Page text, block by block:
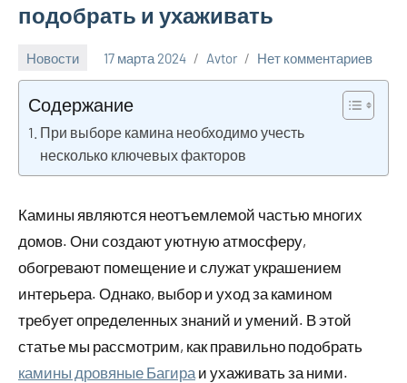
подобрать и ухаживать
Новости 17 марта 2024 Avtor Нет комментариев
Содержание
При выборе камина необходимо учесть
несколько ключевых факторов
Камины являются неотъемлемой частью многих
домов. Они создают уютную атмосферу,
обогревают помещение и служат украшением
интерьера. Однако, выбор и уход за камином
требует определенных знаний и умений. В этой
статье мы рассмотрим, как правильно подобрать
камины дровяные Багира и ухаживать за ними.